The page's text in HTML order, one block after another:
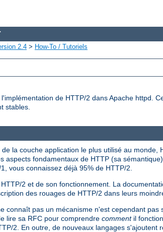
2.4 > How-To / Tutoriels
de HTTP/2 dans Apache httpd.
stables.
la couche application le plus utilisé au
aspects fondamentaux de HTTP (sa
vous connaissez déjà 95% de HTTP/2.
2 et de son fonctionnement. La
des rouages de HTTP/2 dans leurs
connaît pas un mécanisme n'est cependant
lire sa RFC pour comprendre commentil
2. En outre, de nouveaux langages s'ajoutent